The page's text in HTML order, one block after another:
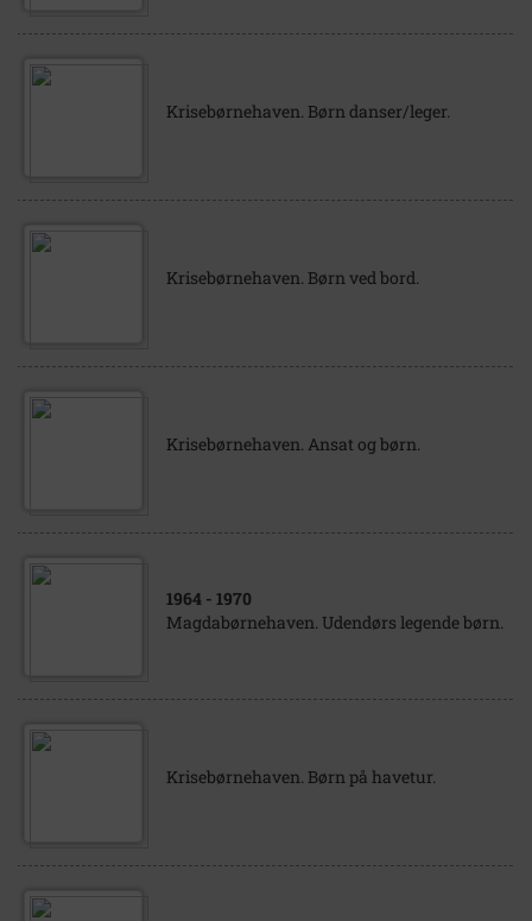
Krisebørnehaven. Børn danser/leger.
Krisebørnehaven. Børn ved bord.
Krisebørnehaven. Ansat og børn.
1964 - 1970
Magdabørnehaven. Udendørs legende børn.
Krisebørnehaven. Børn på havetur.